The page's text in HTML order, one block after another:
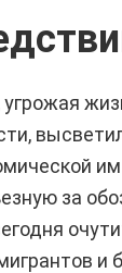
угрожая
за
и